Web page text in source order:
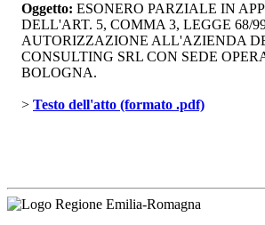
Oggetto: ESONERO PARZIALE IN
DELL'ART. 5, COMMA 3, LEGGE 68/
AUTORIZZAZIONE ALL'AZIENDA
CONSULTING SRL CON SEDE
BOLOGNA.
> Testo dell'atto (formato .pdf)